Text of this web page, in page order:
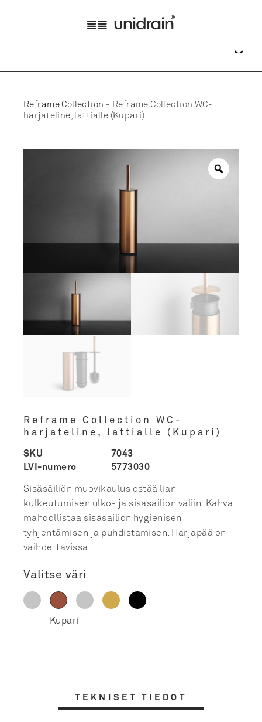
Reframe Collection - Reframe Collection WC-
harjateline, lattialle (Kupari)
Reframe Collection WC-
harjateline, lattialle (Kupari)
SKU
7043
LVI-numero
5773030
Sisäsäiliön muovikaulus estää lian
kulkeutumisen ulko- ja sisäsäiliön väliin. Kahva
mahdollistaa sisäsäiliön hygienisen
tyhjentämisen ja puhdistamisen. Harjapää on
vaihdettavissa.
Valitse väri
TEKNISET TIEDOT